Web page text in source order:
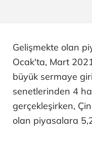
Gelişmekte olan
Ocak'ta, Mart
büyük sermaye
senetlerinden 4
gerçekleşirken,
olan piyasalara